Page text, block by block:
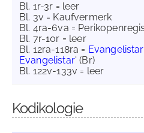
Bl. 1r-3r = leer
Bl. 3v = Kaufvermerk
Bl. 4ra-6va =
Bl. 7r-10r = leer
Bl. 12ra-118ra = Evangelistar
Evangelistar' (Br)
Bl. 122v-133v = leer
Kodikologie